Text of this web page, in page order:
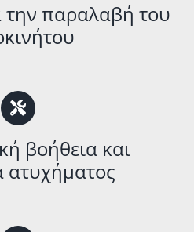
παραλαβή του
βοήθεια και
ατυχήματος